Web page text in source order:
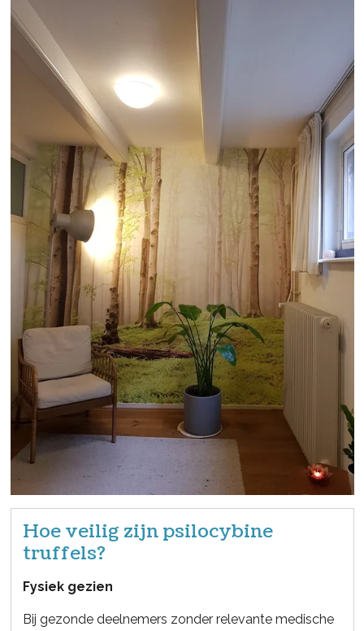
Hoe veilig zijn psilocybine
truffels?
Fysiek gezien
Bij gezonde deelnemers zonder relevante medische